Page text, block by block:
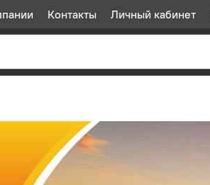
Контакты Личный кабинет